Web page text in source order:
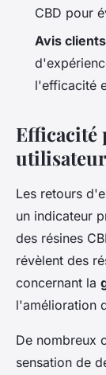
CBD pour
Avis
l'efficacité
Efficacité
Les retours
un indicateur
des résines
révèlent des
concernant la
l'amélioration
De nombreux
sensation de